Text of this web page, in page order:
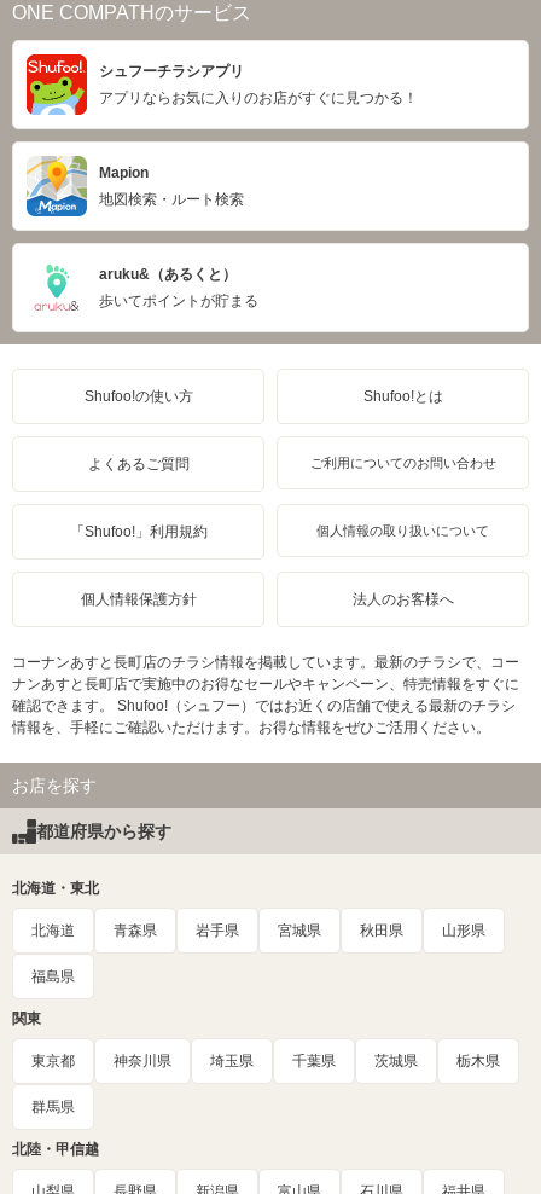
ONE COMPATHのサービス
シュフーチラシアプリ
アプリならお気に入りのお店がすぐに見つかる！
Mapion
地図検索・ルート検索
aruku&（あるくと）
歩いてポイントが貯まる
Shufoo!の使い方 Shufoo!とは
よくあるご質問 ご利用についてのお問い合わせ
「Shufoo!」利用規約 個人情報の取り扱いについて
個人情報保護方針 法人のお客様へ
コーナンあすと長町店のチラシ情報を掲載しています。最新のチラシで、コー
ナンあすと長町店で実施中のお得なセールやキャンペーン、特売情報をすぐに
確認できます。 Shufoo!（シュフー）ではお近くの店舗で使える最新のチラシ
情報を、手軽にご確認いただけます。お得な情報をぜひご活用ください。
お店を探す
都道府県から探す
北海道・東北
北海道 青森県 岩手県 宮城県 秋田県 山形県
福島県
関東
東京都 神奈川県 埼玉県 千葉県 茨城県 栃木県
群馬県
北陸・甲信越